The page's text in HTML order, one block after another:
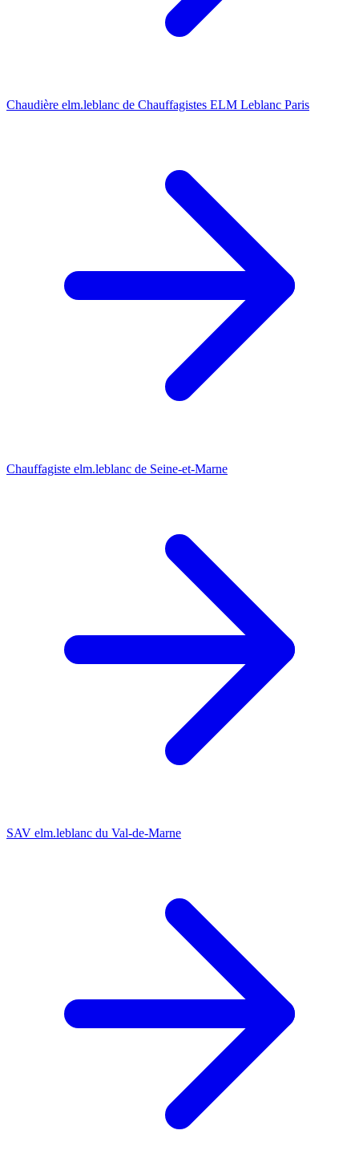
Chaudière elm.leblanc de Chauffagistes ELM Leblanc Paris
Chauffagiste elm.leblanc de Seine-et-Marne
SAV elm.leblanc du Val-de-Marne